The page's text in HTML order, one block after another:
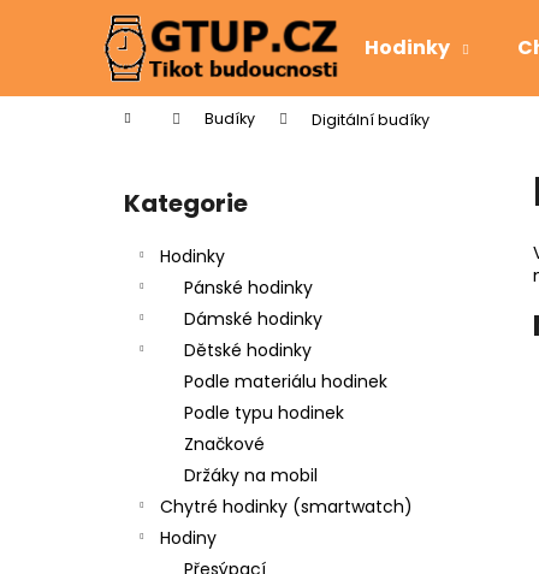
Hodinky
Domů Budíky Digitální budíky
Přeskočit
kategorie
Kategorie
Hodinky
Pánské hodinky
Dámské hodinky
Dětské hodinky
Podle materiálu hodinek
Podle typu hodinek
Značkové
Držáky na mobil
Chytré hodinky (smartwatch)
Hodiny
Přesýpací
í
Zpět
do
Zpět
do
DÁMSKÉ HODINKY GTUP® BELLISSIMA
SKLADEM V ČR